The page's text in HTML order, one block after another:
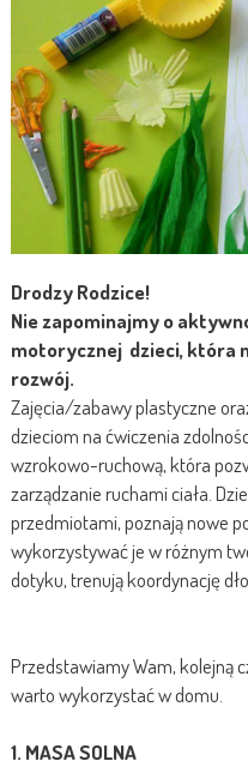
Drodzy Rodzice!
Nie zapominajmy o
motorycznej dzieci, która
rozwój.
Zajęcia/zabawy plastyczne
dzieciom na ćwiczenia
wzrokowo-ruchową, która
zarządzanie ruchami ciała.
przedmiotami, poznają nowe
wykorzystywać je w różnym
dotyku, trenują koordynację
Przedstawiamy Wam, kolejną
warto wykorzystać w domu.
1. MASA SOLNA